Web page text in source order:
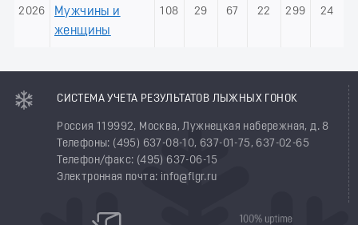
2026
Мужчины и
женщины
108 29 67 22 299 24
СИСТЕМА УЧЕТА РЕЗУЛЬТАТОВ ЛЫЖНЫХ ГОНОК
Россия 119992, Москва, Лужнецкая набережная, д. 8
Телефоны: (495) 637-08-10, 637-01-75, 637-02-65
Телефон/факс: (495) 637-06-15
Электронная почта: info@flgr.ru